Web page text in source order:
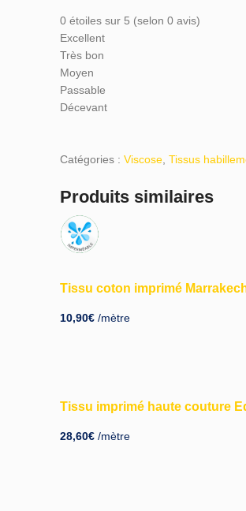
0 étoiles sur 5 (selon 0 avis)
Excellent
Très bon
Moyen
Passable
Décevant
Catégories : Viscose Tissus
Produits similaires
Tissu coton imprimé
10,90€ /mètre
Tissu imprimé haute couture
28,60€ /mètre